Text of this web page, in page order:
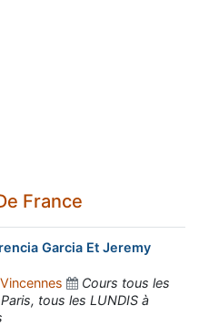
France
Garcia Et Jeremy
Cours tous les
tous les LUNDIS à